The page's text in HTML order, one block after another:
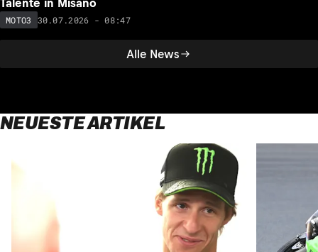
Alle News
Talente in Misano
MOTO3 30.07.2026 - 08:47
NEUESTE ARTIKEL